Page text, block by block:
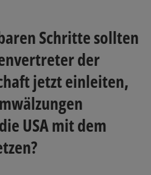
Schritte sollten
der
jetzt einleiten,
USA mit dem